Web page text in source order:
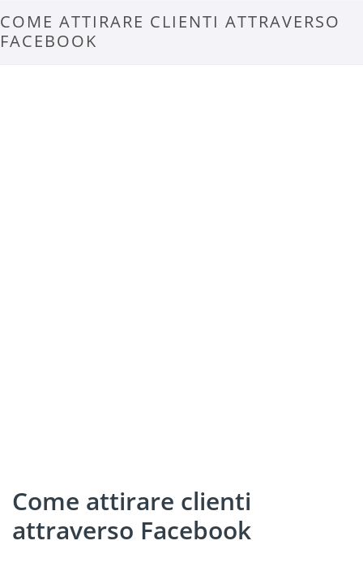
COME ATTIRARE CLIENTI ATTRAVERSO
FACEBOOK
Come attirare clienti
attraverso Facebook